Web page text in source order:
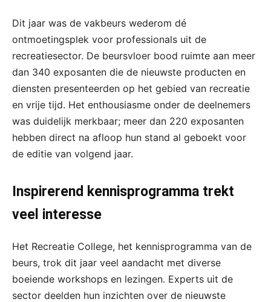
Dit jaar was de vakbeurs wederom dé
ontmoetingsplek voor professionals uit de
recreatiesector. De beursvloer bood ruimte aan meer
dan 340 exposanten die de nieuwste producten en
diensten presenteerden op het gebied van recreatie
en vrije tijd. Het enthousiasme onder de deelnemers
was duidelijk merkbaar; meer dan 220 exposanten
hebben direct na afloop hun stand al geboekt voor
de editie van volgend jaar.
Inspirerend kennisprogramma trekt
veel interesse
Het Recreatie College, het kennisprogramma van de
beurs, trok dit jaar veel aandacht met diverse
boeiende workshops en lezingen. Experts uit de
sector deelden hun inzichten over de nieuwste